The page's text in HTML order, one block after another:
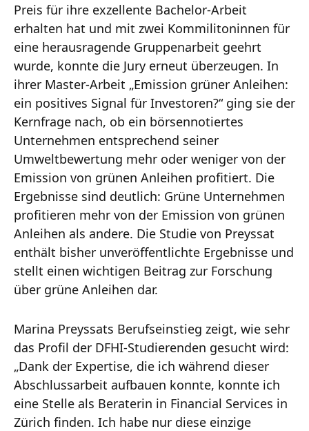
Preis für ihre exzellente Bachelor-Arbeit
erhalten hat und mit zwei Kommilitoninnen für
eine herausragende Gruppenarbeit geehrt
wurde, konnte die Jury erneut überzeugen. In
ihrer Master-Arbeit „Emission grüner Anleihen:
ein positives Signal für Investoren?“ ging sie der
Kernfrage nach, ob ein börsennotiertes
Unternehmen entsprechend seiner
Umweltbewertung mehr oder weniger von der
Emission von grünen Anleihen profitiert. Die
Ergebnisse sind deutlich: Grüne Unternehmen
profitieren mehr von der Emission von grünen
Anleihen als andere. Die Studie von Preyssat
enthält bisher unveröffentlichte Ergebnisse und
stellt einen wichtigen Beitrag zur Forschung
über grüne Anleihen dar.
Marina Preyssats Berufseinstieg zeigt, wie sehr
das Profil der DFHI-Studierenden gesucht wird:
„Dank der Expertise, die ich während dieser
Abschlussarbeit aufbauen konnte, konnte ich
eine Stelle als Beraterin in Financial Services in
Zürich finden. Ich habe nur diese einzige